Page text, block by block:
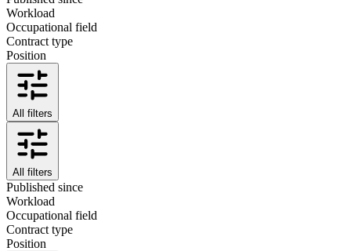
Workload
Occupational field
Contract type
Position
All filters
All filters
Published since
Workload
Occupational field
Contract type
Position